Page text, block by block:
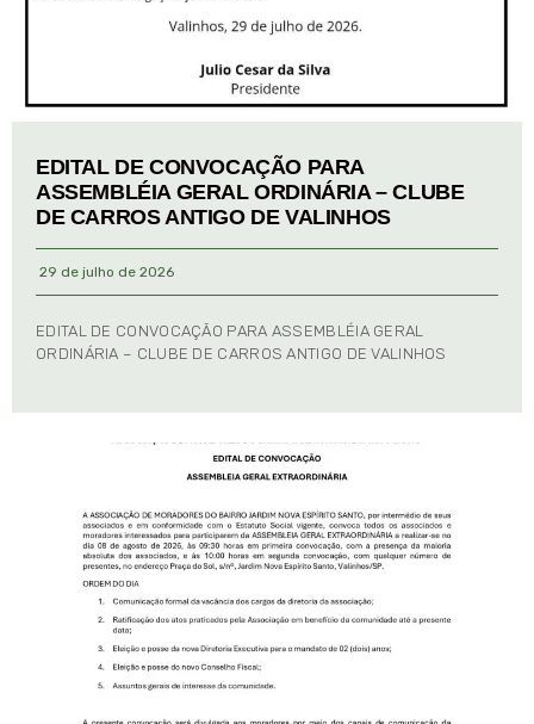
EDITAL DE CONVOCAÇÃO PARA
ASSEMBLÉIA GERAL ORDINÁRIA – CLUBE
DE CARROS ANTIGO DE VALINHOS
29 de julho de 2026
EDITAL DE CONVOCAÇÃO PARA ASSEMBLÉIA GERAL
ORDINÁRIA – CLUBE DE CARROS ANTIGO DE VALINHOS